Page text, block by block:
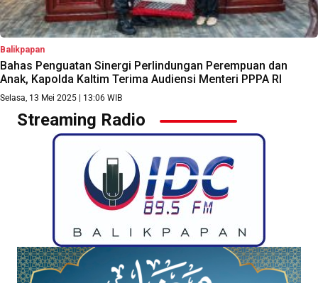
Balikpapan
Bahas Penguatan Sinergi Perlindungan Perempuan dan
Anak, Kapolda Kaltim Terima Audiensi Menteri PPPA RI
Selasa, 13 Mei 2025 | 13:06 WIB
Streaming Radio